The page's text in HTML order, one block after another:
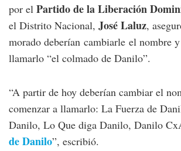
por el Partido de la Liberación
el Distrito Nacional, José Laluz,
morado deberían cambiarle el nombre
llamarlo “el colmado de Danilo”.
“A partir de hoy deberían cambiar el
comenzar a llamarlo: La Fuerza de
Danilo, Lo Que diga Danilo, Danilo
de Danilo”, escribió.